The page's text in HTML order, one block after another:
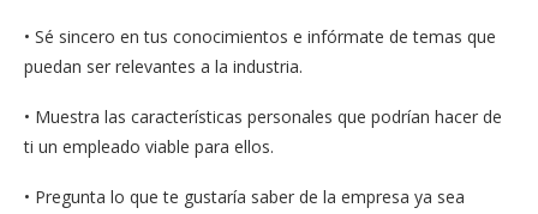
• Sé sincero en tus conocimientos e infórmate de temas que
puedan ser relevantes a la industria.
• Muestra las características personales que podrían hacer de
ti un empleado viable para ellos.
• Pregunta lo que te gustaría saber de la empresa ya sea